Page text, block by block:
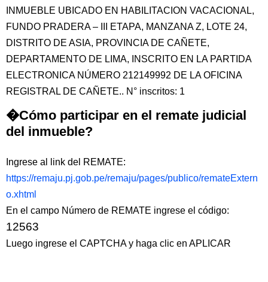
INMUEBLE UBICADO EN HABILITACION VACACIONAL,
FUNDO PRADERA – III ETAPA, MANZANA Z, LOTE 24,
DISTRITO DE ASIA, PROVINCIA DE CAÑETE,
DEPARTAMENTO DE LIMA, INSCRITO EN LA PARTIDA
ELECTRONICA NÚMERO 212149992 DE LA OFICINA
REGISTRAL DE CAÑETE.. N° inscritos: 1
�Cómo participar en el remate judicial
del inmueble?
Ingrese al link del REMATE:
https://remaju.pj.gob.pe/remaju/pages/publico/remateExtern
o.xhtml
En el campo Número de REMATE ingrese el código:
12563
Luego ingrese el CAPTCHA y haga clic en APLICAR